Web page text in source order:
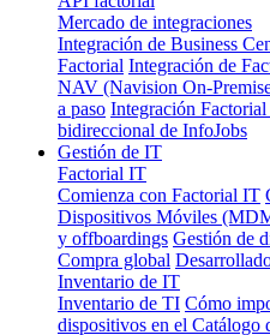
Mercado de integraciones
Integración de Business
Factorial Integración de
NAV (Navision On-
a paso Integración
bidireccional de InfoJobs
Gestión de IT
Factorial IT
Comienza con Factorial IT
Dispositivos Móviles
y offboardings Gestión de
Compra global
Inventario de IT
Inventario de TI Cómo
dispositivos en el Catálogo